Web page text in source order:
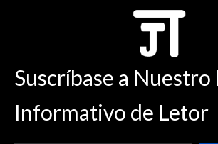
Suscríbase a
Informativo de Letor